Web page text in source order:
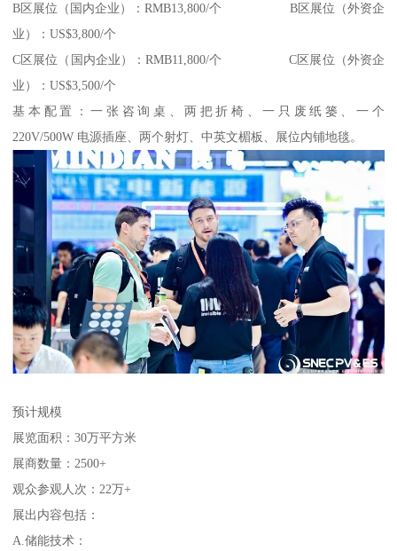
B区展位（国内企业）：RMB13,800/个 B区展位（外资企
业）：US$3,800/个
C区展位（国内企业）：RMB11,800/个 C区展位（外资企
业）：US$3,500/个
基本配置：一张咨询桌、两把折椅、一只废纸篓、一个
220V/500W 电源插座、两个射灯、中英文楣板、展位内铺地毯。
预计规模
展览面积：30万平方米
展商数量：2500+
观众参观人次：22万+
展出内容包括：
A.储能技术：